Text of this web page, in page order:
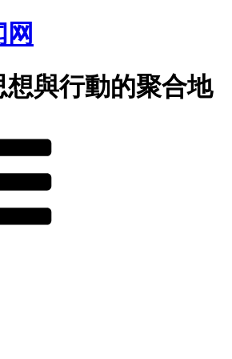
想與行動的聚合地